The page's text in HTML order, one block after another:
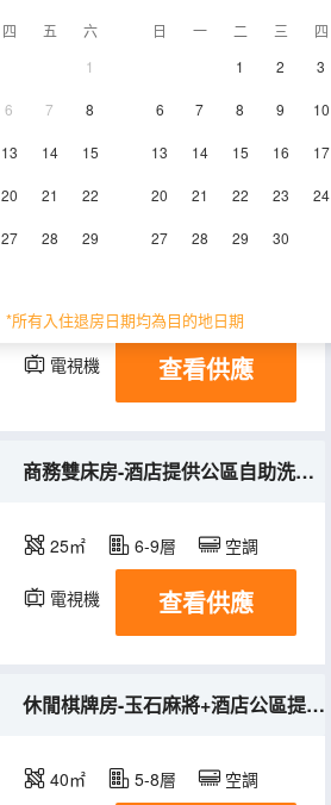
四 五
六
1
6 7 8
13 14 15
20 21 22
27 28 29
日 一 二 三
四
1
2 3
6 7 8 9 10
13 14 15 16 17
20 21 22 23 24
27 28 29 30
*所有入住退房日期均為目的地日期
空調
32㎡ 5-8層 空調
電視機 查看供應
商務雙床房-酒店提供公區自助洗衣機+深度睡眠+舒適床墊+一次性毛巾+浴巾+馬桶墊
25㎡ 6-9層 空調
電視機 查看供應
休閒棋牌房-玉石麻將+酒店公區提供自助洗衣機+深度睡眠+舒適床墊+一次性毛巾+浴巾+馬桶墊
40㎡ 5-8層 空調